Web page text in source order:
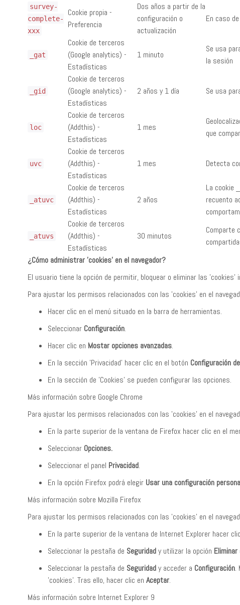
survey-
complete-
xxx
Cookie propia -
Preferencia
Dos años a partir de la
configuración o
actualización
En caso
_gat
Cookie de terceros
(Google analytics) -
Estadísticas
1 minuto
Se usa
la sesión
_gid
Cookie de terceros
(Google analytics) -
Estadísticas
2 años y 1 día Se usa
loc
Cookie de terceros
(Addthis) -
Estadísticas
1 mes
que
uvc
Cookie de terceros
(Addthis) -
Estadísticas
1 mes Detecta
_atuvc
Cookie de terceros
(Addthis) -
Estadísticas
2 años
La cookie
recuento
_atuvs
Cookie de terceros
(Addthis) -
Estadísticas
30 minutos
Comparte
¿Cómo administrar 'cookies' en el navegador?
El usuario tiene la opción de permitir, bloquear o eliminar las
Para ajustar los permisos relacionados con las 'cookies' en el
Hacer clic en el menú situado en la barra de herramientas.
Seleccionar Configuración.
Hacer clic en Mostar opciones avanzadas.
En la sección 'Privacidad' hacer clic en el botón Configuración
En la sección de 'Cookies' se pueden configurar las opciones.
Más información sobre Google Chrome
Para ajustar los permisos relacionados con las 'cookies' en el
En la parte superior de la ventana de Firefox hacer clic en el
Seleccionar Opciones.
Seleccionar el panel Privacidad.
En la opción Firefox podrá elegir Usar una configuración
Más información sobre Mozilla Firefox
Para ajustar los permisos relacionados con las 'cookies' en el
En la parte superior de la ventana de Internet Explorer hacer
Seleccionar la pestaña de Seguridady utilizar la opción
Seleccionar la pestaña de Seguridady acceder a Configuración.
'cookies'. Tras ello, hacer clic enAceptar.
Más información sobre Internet Explorer 9